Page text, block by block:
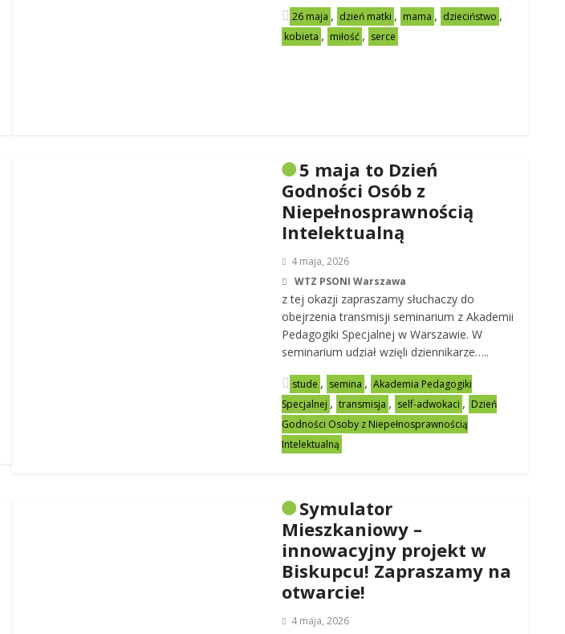
26 maja , dzień matki , mama , dzieciństwo ,
kobieta , miłość , serce
5 maja to Dzień
Godności Osób z
Niepełnosprawnością
Intelektualną
4 maja, 2026
WTZ PSONI Warszawa
z tej okazji zapraszamy słuchaczy do
obejrzenia transmisji seminarium z Akademii
Pedagogiki Specjalnej w Warszawie. W
seminarium udział wzięli dziennikarze…..
stude , semina , Akademia Pedagogiki
Specjalnej , transmisja , self-adwokaci , Dzień
Godności Osoby z Niepełnosprawnością
Intelektualną
Symulator
Mieszkaniowy –
innowacyjny projekt w
Biskupcu! Zapraszamy na
otwarcie!
4 maja, 2026